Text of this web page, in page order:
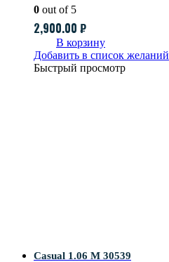
0 out of 5
2,900.00 ₽
В корзину
Добавить в список желаний
Быстрый просмотр
Casual 1.06 M 30539